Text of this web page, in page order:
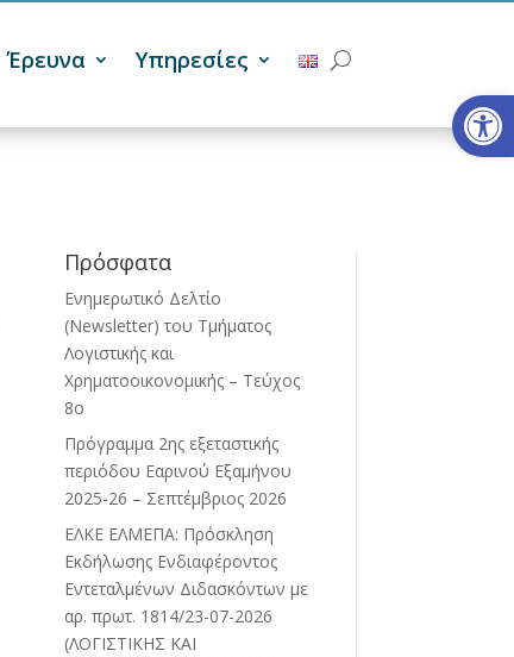
Έρευνα Υπηρεσίες
Πρόσφατα
Ενημερωτικό Δελτίο
(Newsletter) του Τμήματος
Λογιστικής και
Χρηματοοικονομικής – Τεύχος
8ο
Πρόγραμμα 2ης εξεταστικής
περιόδου Eαρινού Eξαμήνου
2025-26 – Σεπτέμβριος 2026
ΕΛΚΕ ΕΛΜΕΠΑ: Πρόσκληση
Εκδήλωσης Ενδιαφέροντος
Εντεταλμένων Διδασκόντων με
αρ. πρωτ. 1814/23-07-2026
(ΛΟΓΙΣΤΙΚΗΣ ΚΑΙ